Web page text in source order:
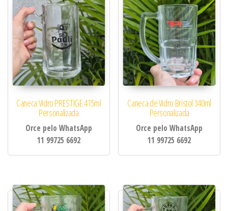
Caneca Vidro PRESTIGE 415ml
Personalizada
Orce pelo WhatsApp
11 99725 6692
Caneca de Vidro Bristol 340ml
Personalizada
Orce pelo WhatsApp
11 99725 6692